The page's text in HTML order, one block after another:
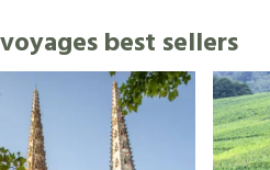
best sellers